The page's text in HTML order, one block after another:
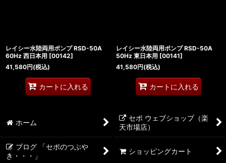
レイシー水陸両用ポンプ RSD-50A
60Hz 西日本用 [00142]
41,580円(税込)
カートに入れる
レイシー水陸両用ポンプ RSD-50A
50Hz 東日本用 [00141]
41,580円(税込)
カートに入れる
ホーム
セポ ウェブショップ（楽
天市場店）
ブログ 「セポのつぶや
き・・・」
ショッピングカート